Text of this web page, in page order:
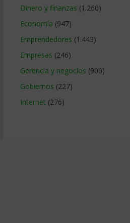
Dinero y finanzas (1.260)
Economía (947)
Emprendedores (1.443)
Empresas (246)
Gerencia y negocios (900)
Gobiernos (227)
Internet (276)